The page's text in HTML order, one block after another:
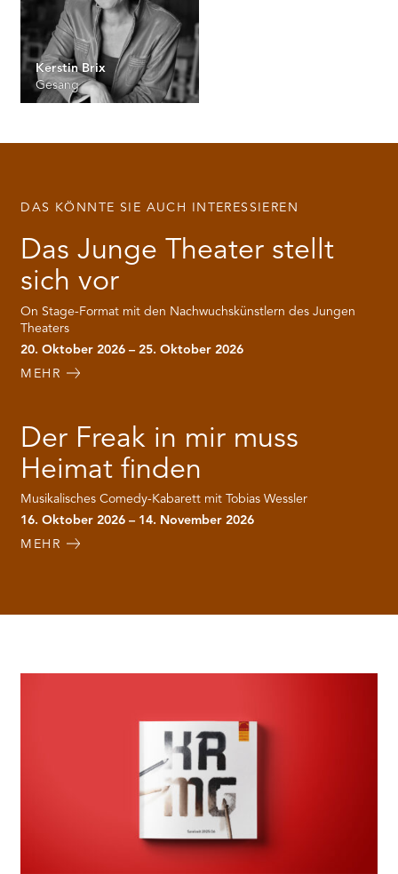
Kerstin Brix
Gesang
DAS KÖNNTE SIE AUCH INTERESSIEREN
Das Junge Theater stellt
sich vor
On Stage-Format mit den Nachwuchskünstlern des Jungen
Theaters
20. Oktober 2026 – 25. Oktober 2026
MEHR
Der Freak in mir muss
Heimat finden
Musikalisches Comedy-Kabarett mit Tobias Wessler
16. Oktober 2026 – 14. November 2026
MEHR